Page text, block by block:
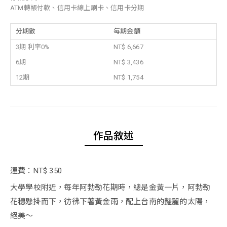
ATM轉帳付款、信用卡線上刷卡、信用卡分期
分期數 每期金額
3期 利率0%
NT$ 6,667
6期
NT$ 3,436
12期
NT$ 1,754
作品敘述
運費：NT$ 350
大學學校附近，每年阿勃勒花期時，總是金黃一片，阿勃勒
花穗懸掛而下，彷彿下著黃金雨，配上台南的豔麗的太陽，
絕美～